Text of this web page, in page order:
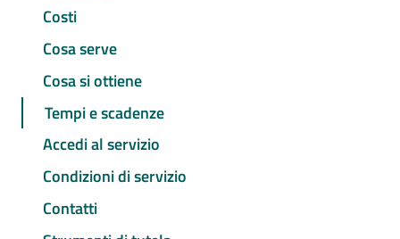
Costi
Cosa serve
Cosa si ottiene
Tempi e scadenze
Accedi al servizio
Condizioni di servizio
Contatti